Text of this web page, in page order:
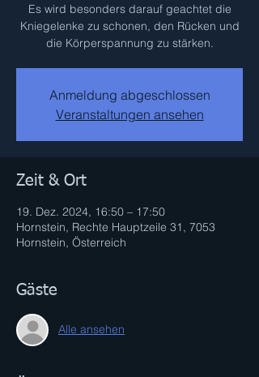
Es wird besonders darauf geachtet die
Kniegelenke zu schonen, den Rücken und
die Körperspannung zu stärken.
Anmeldung abgeschlossen
Veranstaltungen ansehen
Zeit & Ort
19. Dez. 2024, 16:50 – 17:50
Hornstein, Rechte Hauptzeile 31, 7053
Hornstein, Österreich
Gäste
Alle ansehen